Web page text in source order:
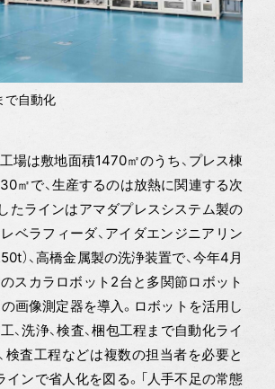
で自動化
場は敷地面積1470㎡のうち、プレス棟
㎡で、生産するのは放熱に関連する次
たラインはアマダプレスシステム製の
ベラフィーダ、アイダエンジニアリン
）、高橋金属製の洗浄装置で、今年4月
スカラロボット2台と多関節ロボット
画像測定器を導入。ロボットを活用し
、洗浄、検査、梱包工程まで自動化ライ
検査工程などは複数の担当者を必要と
インで省人化を図る。「人手不足の常態